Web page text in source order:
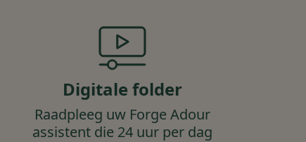
Digitale folder
Raadpleeg uw Forge Adour
assistent die 24 uur per dag